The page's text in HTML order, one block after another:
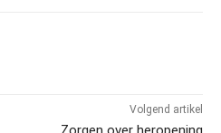
Volgend artikel